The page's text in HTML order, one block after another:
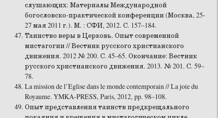
слушающих: Материалы Международной
богословско-практической конференции (Москва, 25-
27 мая 2011 г.). М. : СФИ, 2012. С. 157–184.
Таинство веры в Церковь. Опыт современной
мистагогии // Вестник русского христианского
движения. 2012 № 200. С. 45–65. Окончание: Вестник
русского христианского движения. 2013. № 201. С. 59–
78.
La mission de l’Eglise dans le monde contemporain // La joie du
Royaume. YMKA-PRESS, Paris, 2012, pp. 98–108.
Опыт представления таинств предкрещального